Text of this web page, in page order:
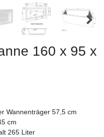
160 x 95 x
Wannenträger 57,5 cm
cm
265 Liter